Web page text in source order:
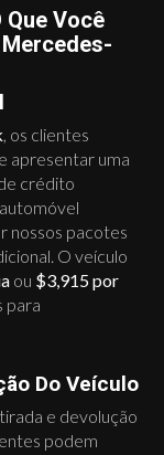
Você
, os clientes
apresentar uma
crédito
nossos pacotes
O veículo
ou $3,915 por
para
Do Veículo
e devolução
podem